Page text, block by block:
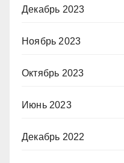
Декабрь 2023
Ноябрь 2023
Октябрь 2023
Июнь 2023
Декабрь 2022